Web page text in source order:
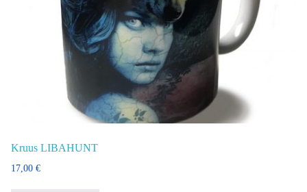
Kruus LIBAHUNT
17,00 €